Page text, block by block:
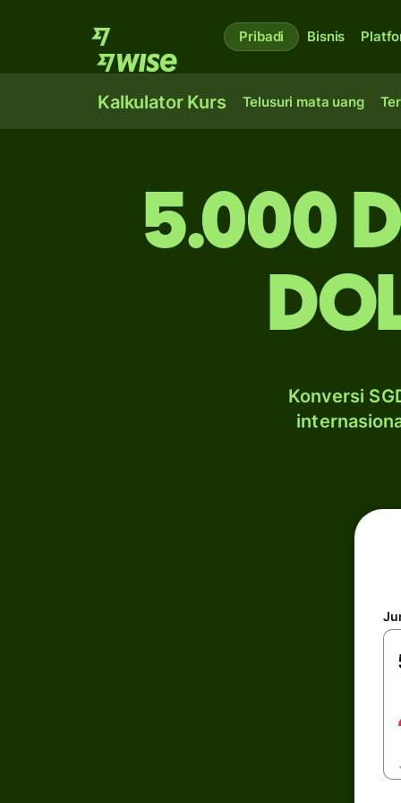
Pribadi Bisnis
Kalkulator Kurs Telusuri mata uang
5.000
Konversi